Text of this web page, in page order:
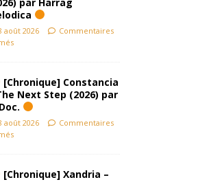
août 2026
Commentaires
[Chronique] Constancia
Next Step (2026) par
août 2026
Commentaires
[Chronique] Xandria –